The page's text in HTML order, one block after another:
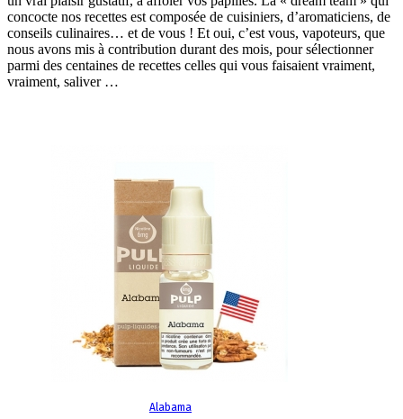
Les cartouches
pour pods
concocte nos recettes est composée de cuisiniers, d’aromaticiens, de
conseils culinaires… et de vous ! Et oui, c’est vous, vapoteurs, que
nous avons mis à contribution durant des mois, pour sélectionner
parmi des centaines de recettes celles qui vous faisaient vraiment,
vraiment, saliver …
Alabama